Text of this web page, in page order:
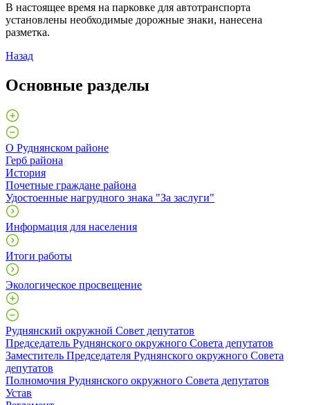
В настоящее время на парковке для автотранспорта
установлены необходимые дорожные знаки, нанесена
разметка.
Назад
Основные разделы
О Руднянском районе
Герб района
История
Почетные граждане района
Удостоенные нагрудного знака "За заслуги"
Информация для населения
Итоги работы
Экологическое просвещение
Руднянский окружной Совет депутатов
Председатель Руднянского окружного Совета депутатов
Заместитель Председателя Руднянского окружного Совета
депутатов
Полномочия Руднянского окружного Совета депутатов
Устав